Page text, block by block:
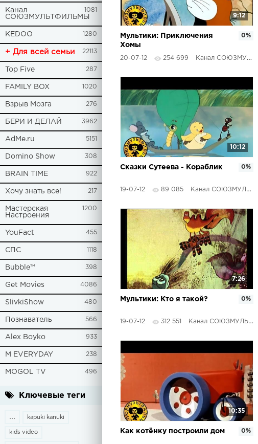
Канал
СОЮЗМУЛЬТФИЛЬМЫ
1081
KEDOO 1280
+ Для всей семьи 22113
Top Five 287
FAMILY BOX 1020
Взрыв Мозга 276
БЕРИ И ДЕЛАЙ 3962
AdMe.ru 5151
Domino Show 308
BRAIN TIME 922
Хочу знать все! 217
Мастерская
Настроения
1200
YouFact 455
СПС 1118
Bubble™ 398
Get Movies 4086
SlivkiShow 480
Познаватель 566
Alex Boyko 933
M EVERYDAY 238
MOGOL TV 496
Ключевые теги
... kapuki kanuki
kids video
9:12
Мультики: Приключения
Хомы
20-07-12 254 699 Канал СОЮЗМУЛЬТФИЛЬМЫ
0%
10:12
Сказки Сутеева - Кораблик
19-07-12 89 085 Канал СОЮЗМУЛЬТФИЛЬМЫ
0%
7:26
Мультики: Кто я такой?
19-07-12 312 551 Канал СОЮЗМУЛЬТФИЛЬМЫ
0%
10:35
Как котёнку построили дом 0%